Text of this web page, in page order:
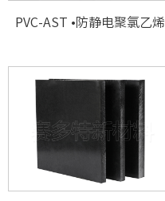
PVC-AST •防静电聚氯乙烯